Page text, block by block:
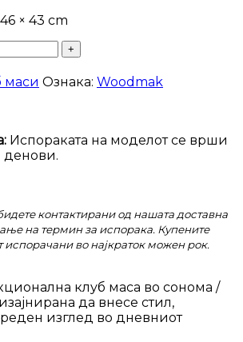
× 43 cm
маси Ознака: Woodmak
Испораката на моделот се врши
денови.
контактирани од нашата доставна
на термин за испорака. Купените
испорачани во најкраток можен рок.
клуб маса во сонома /
да внесе стил,
изглед во дневниот